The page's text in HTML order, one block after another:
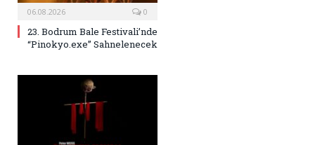
06.08.2026 0
23. Bodrum Bale Festivali’nde
“Pinokyo.exe” Sahnelenecek